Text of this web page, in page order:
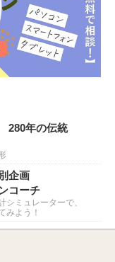
280年の伝統
企画
コーチ
シミュレーターで、
みよう！